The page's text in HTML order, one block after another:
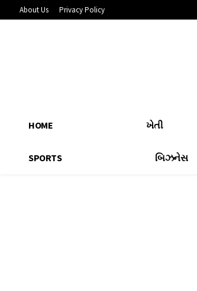
About Us Privacy Policy
HOME ખેતી
SPORTS બિઝનેસ